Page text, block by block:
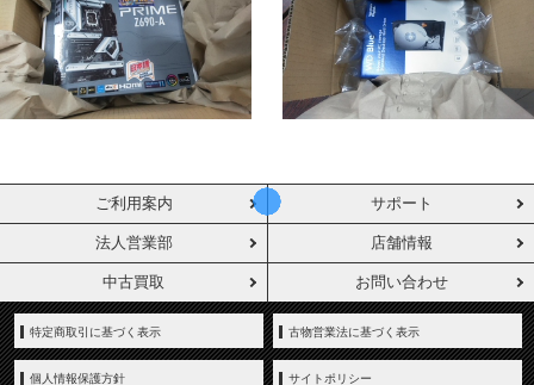
ご利用案内 サポート
法人営業部 店舗情報
中古買取 お問い合わせ
特定商取引に基づく表示 古物営業法に基づく表示
個人情報保護方針 サイトポリシー